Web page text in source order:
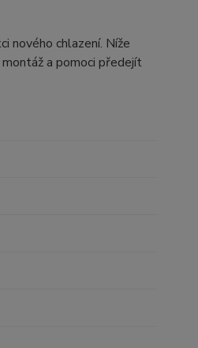
nového chlazení. Níže
a pomoci předejít